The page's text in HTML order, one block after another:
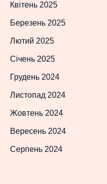
Квітень 2025
Березень 2025
Лютий 2025
Січень 2025
Грудень 2024
Листопад 2024
Жовтень 2024
Вересень 2024
Серпень 2024